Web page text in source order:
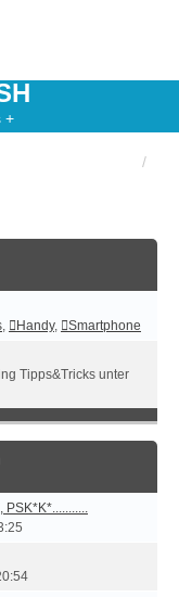
+
, Handy,
Smartphone
Tipps&Tricks unter
PSK*K*...........